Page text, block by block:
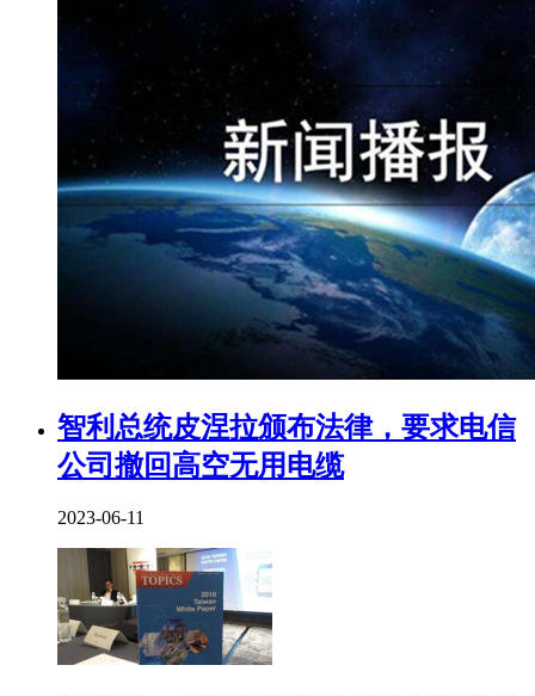
智利总统皮涅拉颁布法律，要求电信
公司撤回高空无用电缆
2023-06-11